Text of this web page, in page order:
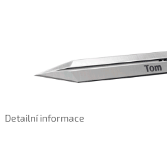
Detailní informace